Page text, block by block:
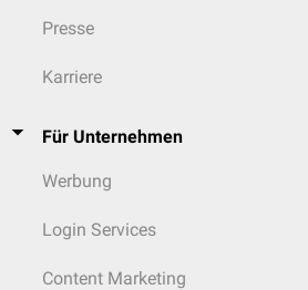
Presse
Karriere
Für Unternehmen
Werbung
Login Services
Content Marketing